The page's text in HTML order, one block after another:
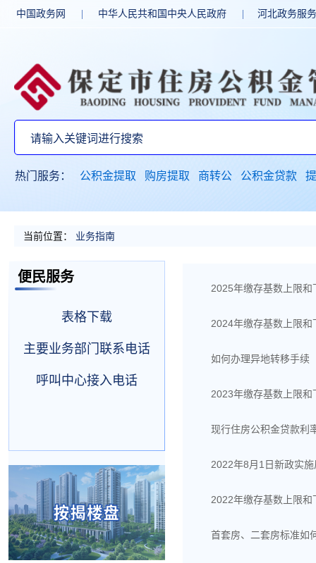
中国政务网 中华人民共和国中央人民政府 河北政务服
热门服务： 公积金提取 购房提取 商转公 公积金贷款
当前位置： 业务指南
便民服务
表格下载
主要业务部门联系电话
呼叫中心接入电话
2025年缴存基数上限
2024年缴存基数上限
如何办理异地转移手续
2023年缴存基数上限
现行住房公积金贷款利
2022年8月1日新政实
2022年缴存基数上限
首套房、二套房标准如